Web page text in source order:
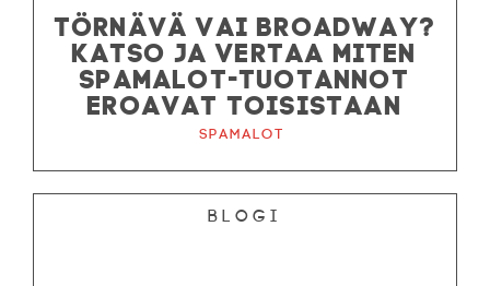
TÖRNÄVÄ VAI BROADWAY?
KATSO JA VERTAA MITEN
SPAMALOT-TUOTANNOT
EROAVAT TOISISTAAN
Spamalot
Blogi